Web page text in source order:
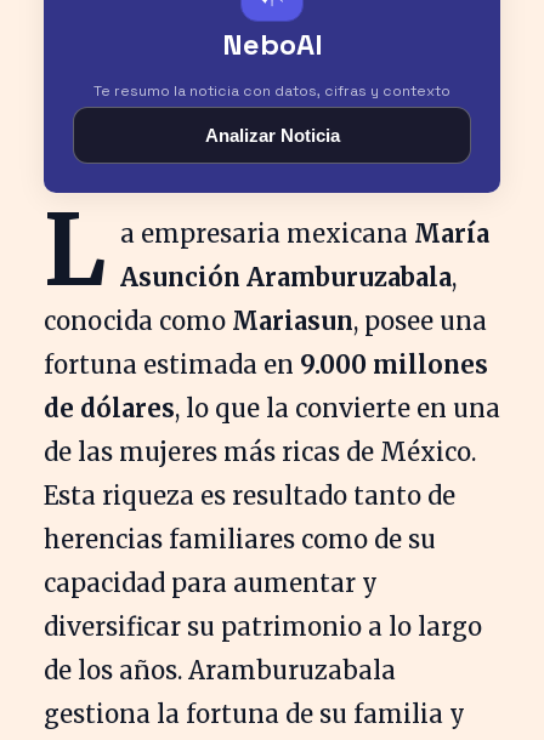
NeboAI
Te resumo la noticia con datos, cifras y contexto
Analizar Noticia
L a empresaria mexicana María
Asunción Aramburuzabala,
conocida como Mariasun, posee una
fortuna estimada en 9.000 millones
de dólares, lo que la convierte en una
de las mujeres más ricas de México.
Esta riqueza es resultado tanto de
herencias familiares como de su
capacidad para aumentar y
diversificar su patrimonio a lo largo
de los años. Aramburuzabala
gestiona la fortuna de su familia y